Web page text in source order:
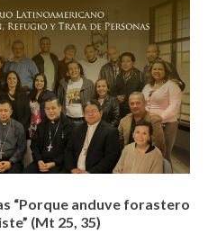
“Porque anduve forastero
(Mt 25, 35)